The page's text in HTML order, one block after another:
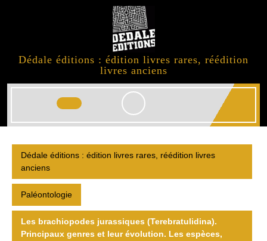
Dédale éditions : édition livres rares, réédition
livres anciens
Open
Dédale éditions : édition livres rares, réédition livres
anciens
Paléontologie
Les brachiopodes jurassiques (Terebratulidina).
Principaux genres et leur évolution. Les espèces,